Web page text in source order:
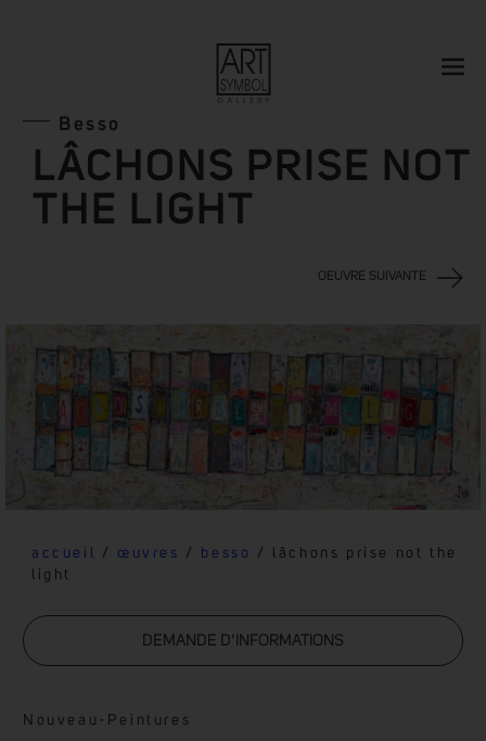
accueil / œuvres / besso
/ lâchons prise not the
light
DEMANDE D’INFORMATIONS
Nouveau - Peintures
Besso
LÂCHONS PRISE NOT
THE LIGHT
OEUVRE SUIVANTE